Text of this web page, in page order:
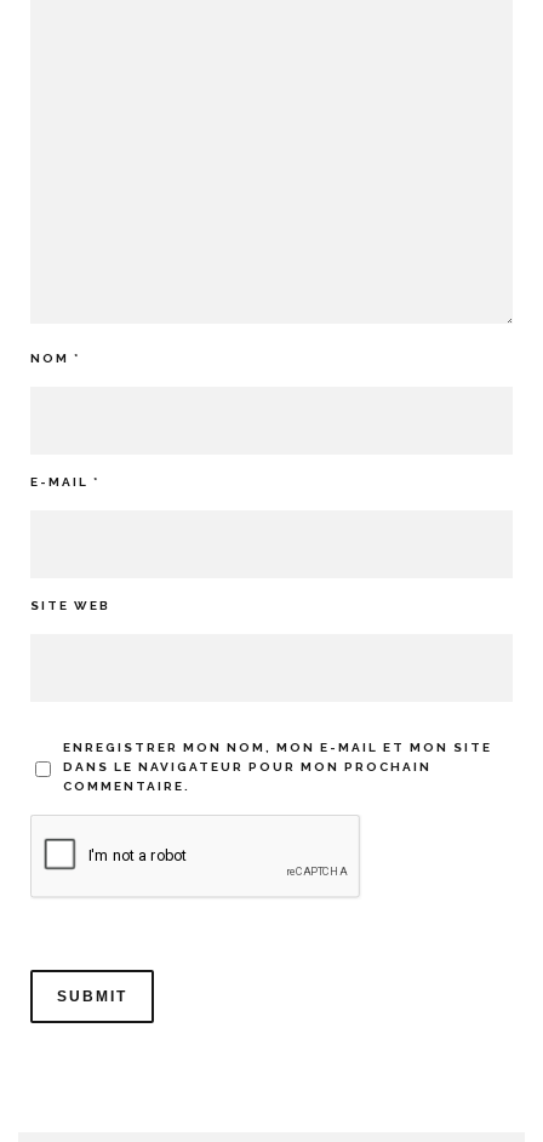
NOM *
E-MAIL *
SITE WEB
ENREGISTRER MON NOM, MON E-MAIL ET MON SITE
DANS LE NAVIGATEUR POUR MON PROCHAIN
COMMENTAIRE.